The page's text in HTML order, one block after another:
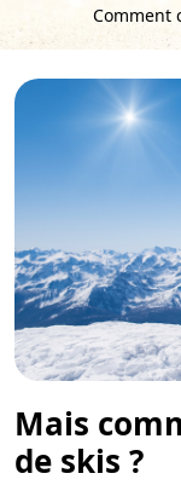
Comment
Mais
de skis ?